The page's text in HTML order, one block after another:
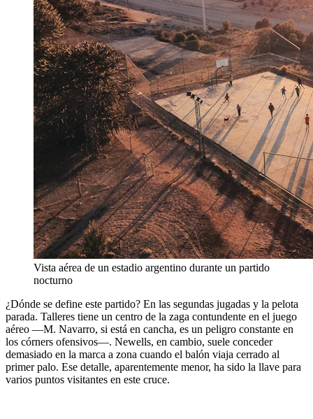
Vista aérea de un estadio argentino durante un partido
nocturno
¿Dónde se define este partido? En las segundas jugadas y la pelota
parada. Talleres tiene un centro de la zaga contundente en el juego
aéreo —M. Navarro, si está en cancha, es un peligro constante en
los córners ofensivos—. Newells, en cambio, suele conceder
demasiado en la marca a zona cuando el balón viaja cerrado al
primer palo. Ese detalle, aparentemente menor, ha sido la llave para
varios puntos visitantes en este cruce.